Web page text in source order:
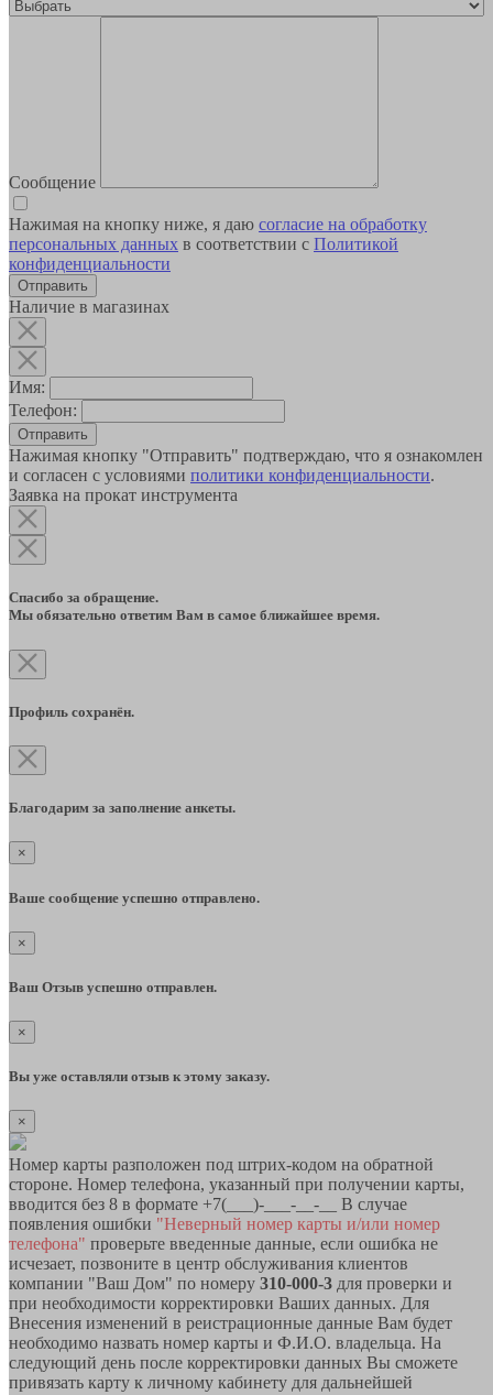
Сообщение
Нажимая на кнопку ниже, я даю согласие на обработку
персональных данных в соответствии с Политикой
конфиденциальности
Наличие в магазинах
Имя:
Телефон:
Отправить
Нажимая кнопку "Отправить" подтверждаю, что я ознакомлен
и согласен с условиями политики конфиденциальности.
Заявка на прокат инструмента
Спасибо за обращение.
Мы обязательно ответим Вам в самое ближайшее время.
Профиль сохранён.
Благодарим за заполнение анкеты.
×
Ваше сообщение успешно отправлено.
×
Ваш Отзыв успешно отправлен.
×
Вы уже оставляли отзыв к этому заказу.
×
Номер карты разположен под штрих-кодом на обратной
стороне. Номер телефона, указанный при получении карты,
вводится без 8 в формате +7(___)-___-__-__ В случае
появления ошибки "Неверный номер карты и/или номер
телефона" проверьте введенные данные, если ошибка не
исчезает, позвоните в центр обслуживания клиентов
компании "Ваш Дом" по номеру 310-000-3 для проверки и
при необходимости корректировки Ваших данных. Для
Внесения изменений в реистрационные данные Вам будет
необходимо назвать номер карты и Ф.И.О. владельца. На
следующий день после корректировки данных Вы сможете
привязать карту к личному кабинету для дальнейшей